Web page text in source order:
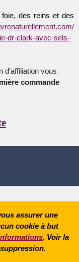
des reins et des
dr-clark-avec-sels-
d'affiliation vous
commande
assurer une
cookie à but
. Voir la